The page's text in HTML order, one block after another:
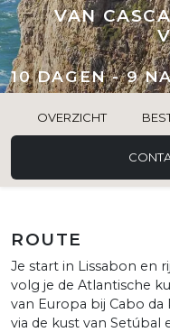
VAN
10 DAGEN - 9
OVERZICHT
ROUTE
Je start in Lissabon en
volg je de Atlantische
van Europa bij Cabo da
via de kust van Setúbal